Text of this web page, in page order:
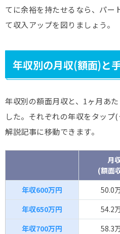
てに余裕を持たせるなら、パー
て収入アップを図りましょう。
年収別の月収(額面)と
年収別の額面月収と、1ヶ月あ
した。それぞれの年収をタップ
解説記事に移動できます。
月
(額面
年収600万円
50.0
年収650万円
54.2
年収700万円
58.3